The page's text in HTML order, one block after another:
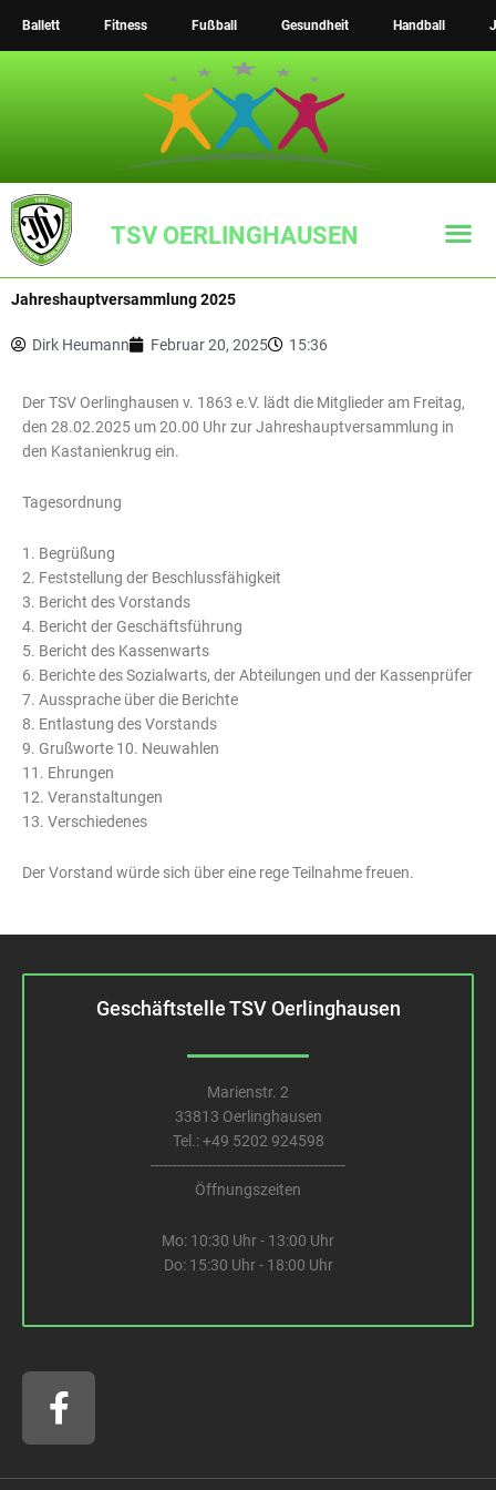
Inhalt
Ballett Fitness Fußball Gesundheit Handball
TSV OERLINGHAUSEN
Jahreshauptversammlung 2025
Dirk Heumann Februar 20, 2025 15:36
Der TSV Oerlinghausen v. 1863 e.V. lädt die Mitglieder am Freitag,
den 28.02.2025 um 20.00 Uhr zur Jahreshauptversammlung in
den Kastanienkrug ein.
Tagesordnung
1. Begrüßung
2. Feststellung der Beschlussfähigkeit
3. Bericht des Vorstands
4. Bericht der Geschäftsführung
5. Bericht des Kassenwarts
6. Berichte des Sozialwarts, der Abteilungen und der Kassenprüfer
7. Aussprache über die Berichte
8. Entlastung des Vorstands
9. Grußworte 10. Neuwahlen
11. Ehrungen
12. Veranstaltungen
13. Verschiedenes
Der Vorstand würde sich über eine rege Teilnahme freuen.
Geschäftstelle TSV Oerlinghausen
Marienstr. 2
33813 Oerlinghausen
Tel.:+49 5202 924598
--------------------------------------------
Öffnungszeiten
Mo: 10:30 Uhr - 13:00 Uhr
Do: 15:30 Uhr - 18:00 Uhr
F
a
c